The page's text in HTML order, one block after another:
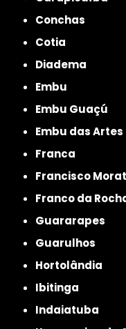
Conchas
Cotia
Diadema
Embu
Embu Guaçú
Embu das Artes
Franca
Francisco
Franco da
Guararapes
Guarulhos
Hortolândia
Ibitinga
Indaiatuba